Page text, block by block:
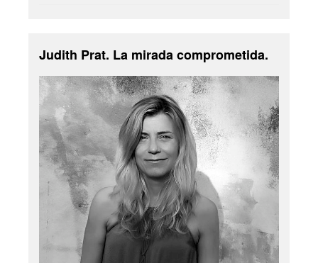
Judith Prat. La mirada comprometida.